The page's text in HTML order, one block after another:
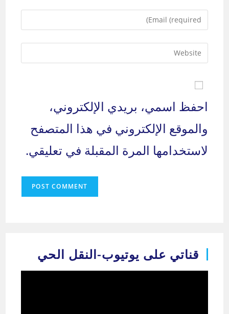
username
to
comment
Enter
address
to
Enter
your
URL
احفظ اسمي، بريدي الإلكتروني،
والموقع الإلكتروني في هذا المتصفح
لاستخدامها المرة المقبلة في تعليقي.
قناتي على يوتيوب-النقل الحي